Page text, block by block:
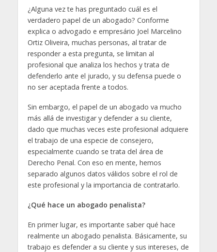
¿Alguna vez te has preguntado cuál es el
verdadero papel de un abogado? Conforme
explica o advogado e empresário Joel Marcelino
Ortiz Oliveira, muchas personas, al tratar de
responder a esta pregunta, se limitan al
profesional que analiza los hechos y trata de
defenderlo ante el jurado, y su defensa puede o
no ser aceptada frente a todos.
Sin embargo, el papel de un abogado va mucho
más allá de investigar y defender a su cliente,
dado que muchas veces este profesional adquiere
el trabajo de una especie de consejero,
especialmente cuando se trata del área de
Derecho Penal. Con eso en mente, hemos
separado algunos datos válidos sobre el rol de
este profesional y la importancia de contratarlo.
¿Qué hace un abogado penalista?
En primer lugar, es importante saber qué hace
realmente un abogado penalista. Básicamente, su
trabajo es defender a su cliente y sus intereses, de